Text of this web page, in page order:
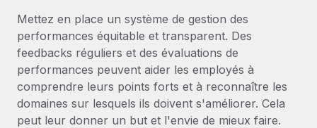
Mettez en place un système de gestion des
performances équitable et transparent. Des
feedbacks réguliers et des évaluations de
performances peuvent aider les employés à
comprendre leurs points forts et à reconnaître les
domaines sur lesquels ils doivent s'améliorer. Cela
peut leur donner un but et l'envie de mieux faire.